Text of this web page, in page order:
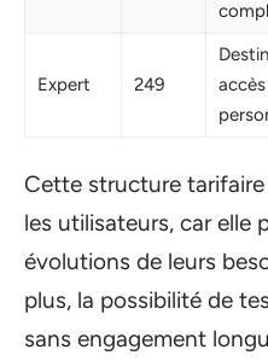
Expert 249
Cette structure
les utilisateurs, car elle
évolutions de leurs
plus, la possibilité de
sans engagement